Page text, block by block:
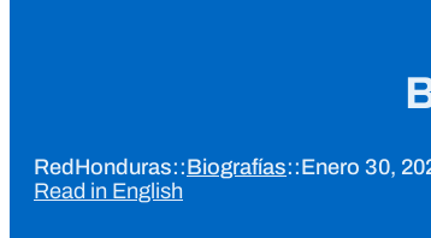
RedHonduras::Biografías::Enero 30,
Read in English